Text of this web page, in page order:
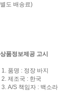
별도 배송료)
상품정보제공 고시
1. 품명 : 정장 바지
2. 제조국 : 한국
3. A/S 책임자 : 백소라